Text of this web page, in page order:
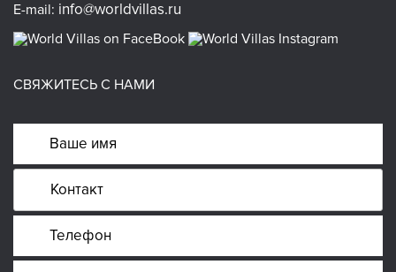
E-mail: info@worldvillas.ru
СВЯЖИТЕСЬ С НАМИ